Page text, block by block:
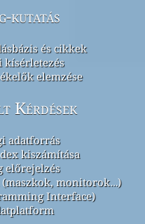
kutatás
és cikkek
kísérletezés
elemzése
Kérdések
adatforrás
kiszámítása
előrejelzés
monitorok…)
Interface)